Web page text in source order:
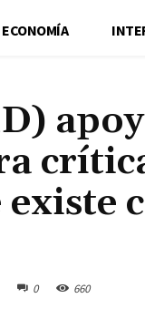
ECONOMÍA
0 660